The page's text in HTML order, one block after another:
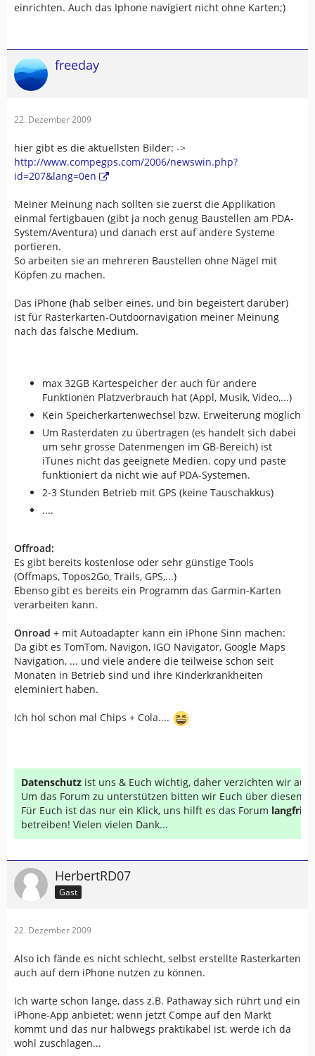
einrichten. Auch das Iphone navigiert nicht ohne Karten;)
freeday
22. Dezember 2009
hier gibt es die aktuellsten Bilder: ->
http://www.compegps.com/2006/newswin.php?
id=207&lang=0en
Meiner Meinung nach sollten sie zuerst die Applikation
einmal fertigbauen (gibt ja noch genug Baustellen am PDA-
System/Aventura) und danach erst auf andere Systeme
portieren.
So arbeiten sie an mehreren Baustellen ohne Nägel mit
Köpfen zu machen.
Das iPhone (hab selber eines, und bin begeistert darüber)
ist für Rasterkarten-Outdoornavigation meiner Meinung
nach das falsche Medium.
max 32GB Kartespeicher der auch für andere
Funktionen Platzverbrauch hat (Appl, Musik, Video,...)
Kein Speicherkartenwechsel bzw. Erweiterung möglich
Um Rasterdaten zu übertragen (es handelt sich dabei
um sehr grosse Datenmengen im GB-Bereich) ist
iTunes nicht das geeignete Medien. copy und paste
funktioniert da nicht wie auf PDA-Systemen.
2-3 Stunden Betrieb mit GPS (keine Tauschakkus)
....
Offroad:
Es gibt bereits kostenlose oder sehr günstige Tools
(Offmaps, Topos2Go, Trails, GPS,...)
Ebenso gibt es bereits ein Programm das Garmin-Karten
verarbeiten kann.
Onroad + mit Autoadapter kann ein iPhone Sinn machen:
Da gibt es TomTom, Navigon, IGO Navigator, Google Maps
Navigation, ... und viele andere die teilweise schon seit
Monaten in Betrieb sind und ihre Kinderkrankheiten
eleminiert haben.
Ich hol schon mal Chips + Cola....
Datenschutz ist uns & Euch wichtig, daher verzichten wir auf
Um das Forum zu unterstützen bitten wir Euch über diesen
Für Euch ist das nur ein Klick, uns hilft es das Forum
betreiben! Vielen vielen Dank...
HerbertRD07
Gast
22. Dezember 2009
Also ich fände es nicht schlecht, selbst erstellte Rasterkarten
auch auf dem iPhone nutzen zu können.
Ich warte schon lange, dass z.B. Pathaway sich rührt und ein
iPhone-App anbietet; wenn jetzt Compe auf den Markt
kommt und das nur halbwegs praktikabel ist, werde ich da
wohl zuschlagen...